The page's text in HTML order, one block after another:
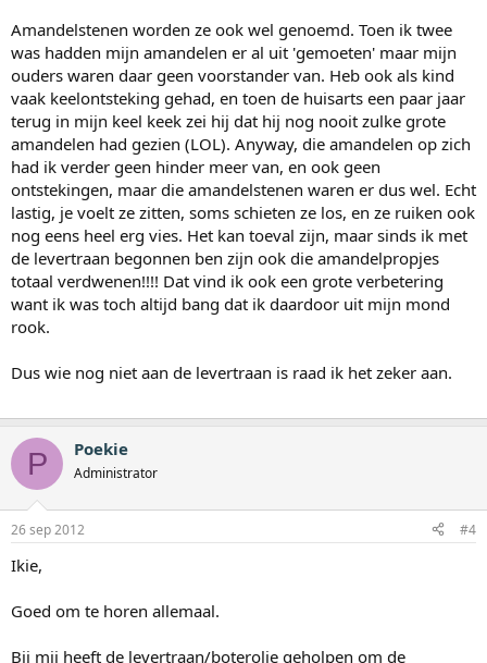
Amandelstenen worden ze ook wel genoemd. Toen ik twee
was hadden mijn amandelen er al uit 'gemoeten' maar mijn
ouders waren daar geen voorstander van. Heb ook als kind
vaak keelontsteking gehad, en toen de huisarts een paar jaar
terug in mijn keel keek zei hij dat hij nog nooit zulke grote
amandelen had gezien (LOL). Anyway, die amandelen op zich
had ik verder geen hinder meer van, en ook geen
ontstekingen, maar die amandelstenen waren er dus wel. Echt
lastig, je voelt ze zitten, soms schieten ze los, en ze ruiken ook
nog eens heel erg vies. Het kan toeval zijn, maar sinds ik met
de levertraan begonnen ben zijn ook die amandelpropjes
totaal verdwenen!!!! Dat vind ik ook een grote verbetering
want ik was toch altijd bang dat ik daardoor uit mijn mond
rook.
Dus wie nog niet aan de levertraan is raad ik het zeker aan.
P Poekie
Administrator
26 sep 2012 #4
Ikie,
Goed om te horen allemaal.
Bij mij heeft de levertraan/boterolie geholpen om de